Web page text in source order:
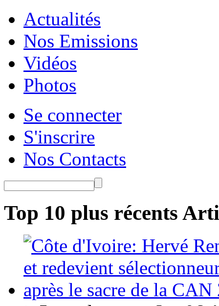
Actualités
Nos Emissions
Vidéos
Photos
Se connecter
S'inscrire
Nos Contacts
Top 10 plus récents